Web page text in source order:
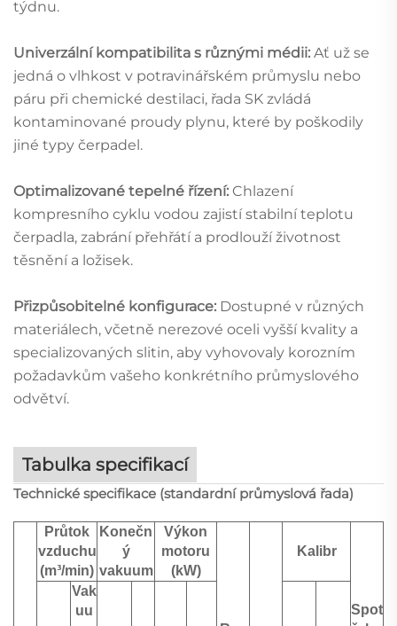
týdnu.
Univerzální kompatibilita s různými médii: Ať už se
jedná o vlhkost v potravinářském průmyslu nebo
páru při chemické destilaci, řada SK zvládá
kontaminované proudy plynu, které by poškodily
jiné typy čerpadel.
Optimalizované tepelné řízení: Chlazení
kompresního cyklu vodou zajistí stabilní teplotu
čerpadla, zabrání přehřátí a prodlouží životnost
těsnění a ložisek.
Přizpůsobitelné konfigurace: Dostupné v různých
materiálech, včetně nerezové oceli vyšší kvality a
specializovaných slitin, aby vyhovovaly korozním
požadavkům vašeho konkrétního průmyslového
odvětví.
Tabulka specifikací
Technické specifikace (standardní průmyslová řada)
Průtok
vzduchu
(m³/min)
Konečn
ý
vakuum
Výkon
motoru
(kW)
Kalibr
Spot
Vak
uu